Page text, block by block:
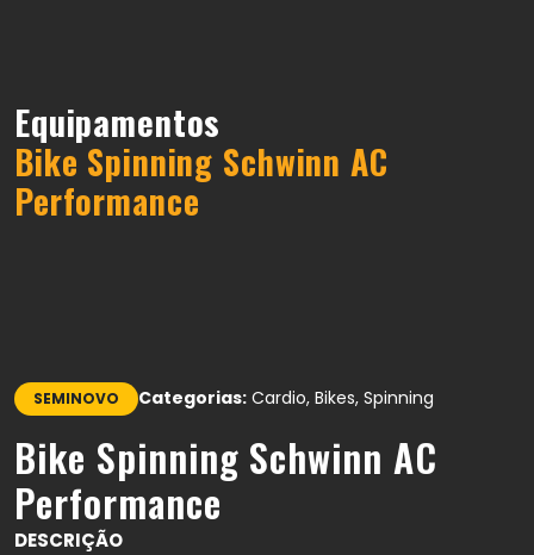
Equipamentos
Bike Spinning Schwinn AC
Performance
SEMINOVO Categorias: Cardio, Bikes, Spinning
Bike Spinning Schwinn AC
Performance
DESCRIÇÃO